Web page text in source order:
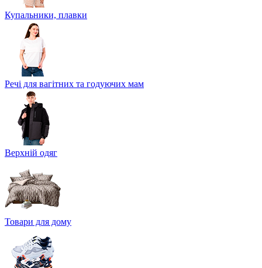
Купальники, плавки
Речі для вагітних та годуючих мам
Верхній одяг
Товари для дому